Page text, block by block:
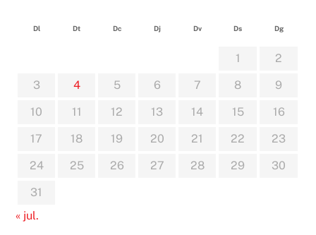
Dl Dt Dc Dj Dv Ds Dg
1
2
3
4 5 6 7 8
9
10
11 12 13 14 15
16
17
18 19 20 21 22
23
24
25 26 27 28 29
30
31
« jul.